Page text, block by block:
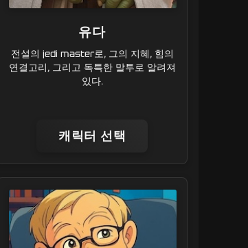
유다
전설의 jedi master로, 그의 지혜, 힘의
연결고리, 그리고 독특한 말투로 알려져
있다.
캐릭터 선택